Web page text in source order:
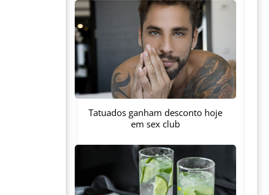
Tatuados ganham desconto hoje
em sex club